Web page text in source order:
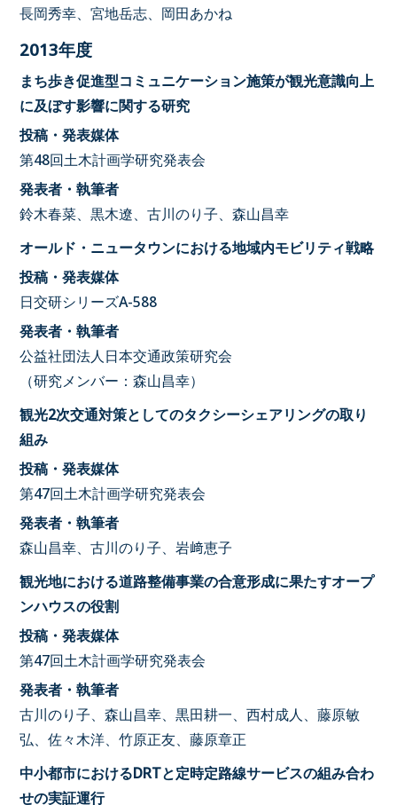
長岡秀幸、宮地岳志、岡田あかね
2013年度
まち歩き促進型コミュニケーション施策が観光意識向上
に及ぼす影響に関する研究
投稿・発表媒体
第48回土木計画学研究発表会
発表者・執筆者
鈴木春菜、黒木遼、古川のり子、森山昌幸
オールド・ニュータウンにおける地域内モビリティ戦略
投稿・発表媒体
日交研シリーズA-588
発表者・執筆者
公益社団法人日本交通政策研究会
（研究メンバー：森山昌幸）
観光2次交通対策としてのタクシーシェアリングの取り
組み
投稿・発表媒体
第47回土木計画学研究発表会
発表者・執筆者
森山昌幸、古川のり子、岩﨑恵子
観光地における道路整備事業の合意形成に果たすオープ
ンハウスの役割
投稿・発表媒体
第47回土木計画学研究発表会
発表者・執筆者
古川のり子、森山昌幸、黒田耕一、西村成人、藤原敏
弘、佐々木洋、竹原正友、藤原章正
中小都市におけるDRTと定時定路線サービスの組み合わ
せの実証運行